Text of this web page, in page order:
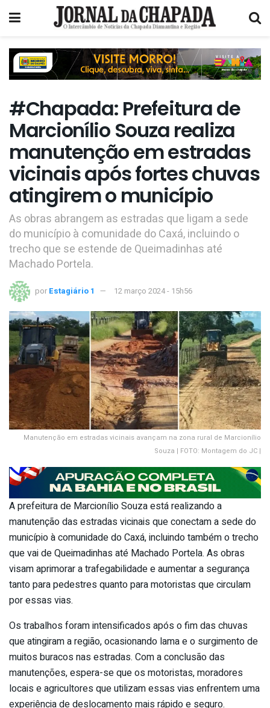
#Chapada: Prefeitura de
Marcionílio Souza realiza
manutenção em estradas
vicinais após fortes chuvas
atingirem o município
As obras abrangem as estradas que ligam a sede
do município à comunidade do Caxá, incluindo o
trecho que se estende de Queimadinhas até
Machado Portela.
por Estagiário 1 12 março 2024 - 15h56
Manutenção em estradas vicinais avançam na zona rural de Marcionílio
Souza | FOTO: Montagem do JC |
A prefeitura de Marcionílio Souza está realizando a
manutenção das estradas vicinais que conectam a sede do
município à comunidade do Caxá, incluindo também o trecho
que vai de Queimadinhas até Machado Portela. As obras
visam aprimorar a trafegabilidade e aumentar a segurança
tanto para pedestres quanto para motoristas que circulam
por essas vias.
Os trabalhos foram intensificados após o fim das chuvas
que atingiram a região, ocasionando lama e o surgimento de
muitos buracos nas estradas. Com a conclusão das
manutenções, espera-se que os motoristas, moradores
locais e agricultores que utilizam essas vias enfrentem uma
experiência de deslocamento mais rápido e seguro.